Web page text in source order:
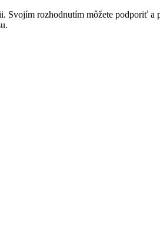
Svojím rozhodnutím môžete podporiť